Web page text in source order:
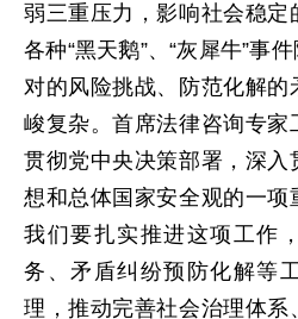
弱三重压力，影响社会稳定
各种“黑天鹅”、“灰犀牛”事
对的风险挑战、防范化解
峻复杂。首席法律咨询专家
贯彻党中央决策部署，深入
想和总体国家安全观的一项
我们要扎实推进这项工作
务、矛盾纠纷预防化解等
理，推动完善社会治理体系